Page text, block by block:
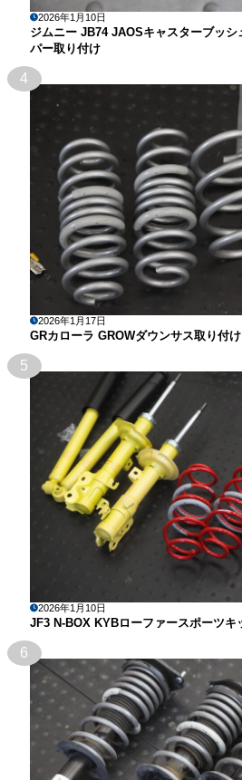
2026年1月10日
ジムニー JB74 JAOSキャスターブッシ
パー取り付け
4
2026年1月17日
GRカローラ GROWダウンサス取り付
5
2026年1月10日
JF3 N-BOX KYBローファースポーツキ
6